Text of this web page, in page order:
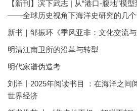
【新刊】滨下武志 | 从“港口-腹地”模
——全球历史视角下海洋史研究的几个
新书｜邹振环《季风亚非：文化交流与
明清江南卫所的沿革与转型
明代家谱伪造考
刘洋丨2025年阅读书目 ：在海洋之
世界经济